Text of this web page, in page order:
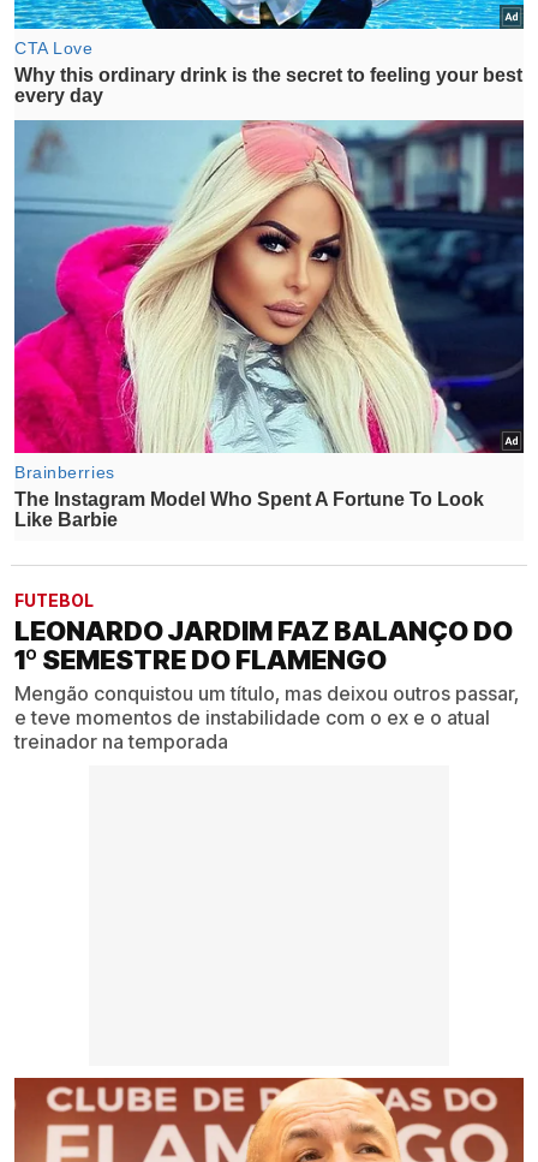
FUTEBOL
LEONARDO JARDIM FAZ BALANÇO DO
1º SEMESTRE DO FLAMENGO
Mengão conquistou um título, mas deixou outros passar,
e teve momentos de instabilidade com o ex e o atual
treinador na temporada